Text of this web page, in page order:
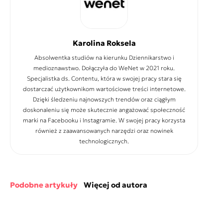
Karolina Roksela
Absolwentka studiów na kierunku Dziennikarstwo i
medioznawstwo. Dołączyła do WeNet w 2021 roku.
Specjalistka ds. Contentu, która w swojej pracy stara się
dostarczać użytkownikom wartościowe treści internetowe.
Dzięki śledzeniu najnowszych trendów oraz ciągłym
doskonaleniu się może skutecznie angażować społeczność
marki na Facebooku i Instagramie. W swojej pracy korzysta
również z zaawansowanych narzędzi oraz nowinek
technologicznych.
podobne artykuły więcej od autora